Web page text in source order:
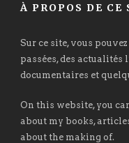
À PROPOS DE CE
Sur ce site, vous
passées, des actualités
documentaires et
On this website, you
about my books,
about the making of.